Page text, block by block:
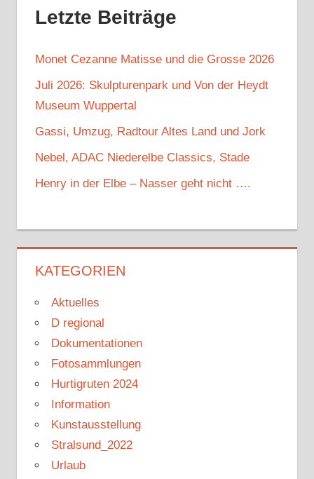
Letzte Beiträge
Monet Cezanne Matisse und die Grosse 2026
Juli 2026: Skulpturenpark und Von der Heydt
Museum Wuppertal
Gassi, Umzug, Radtour Altes Land und Jork
Nebel, ADAC Niederelbe Classics, Stade
Henry in der Elbe – Nasser geht nicht ….
KATEGORIEN
Aktuelles
D regional
Dokumentationen
Fotosammlungen
Hurtigruten 2024
Information
Kunstausstellung
Stralsund_2022
Urlaub